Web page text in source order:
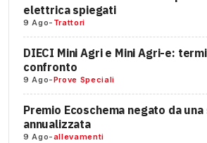
elettrica spiegati
9 Ago- Trattori
DIECI Mini Agri e Mini Agri-e:
confronto
9 Ago-Prove Speciali
Premio Ecoschema negato da una
annualizzata
9 Ago-allevamenti